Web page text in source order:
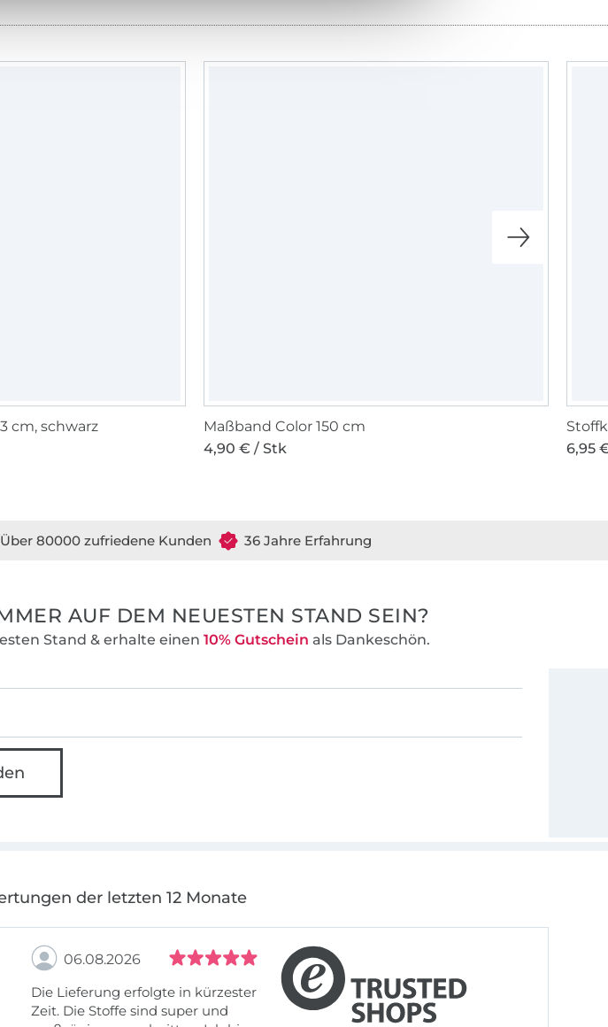
cm, schwarz
Maßband Color 150 cm
4,90 € / Stk
6,95
Über 80000 zufriedene Kunden 36 Jahre Erfahrung
AUF DEM NEUESTEN STAND SEIN?
Stand & erhalte einen 10% Gutschein als Dankeschön.
der letzten 12 Monate
06.08.2026
Die Lieferung erfolgte in kürzester
Zeit. Die Stoffe sind super und